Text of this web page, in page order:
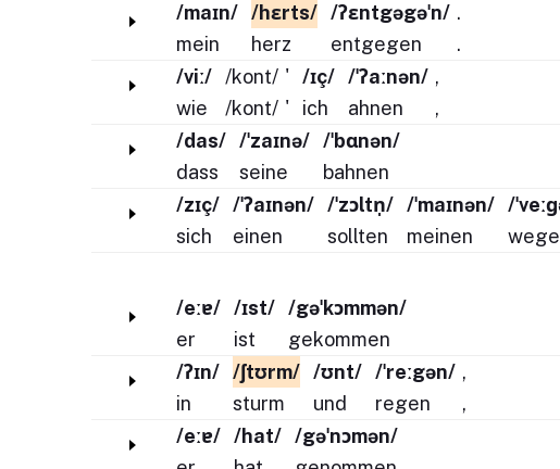
/maɪn/
mein
/hɛrts/
herz
/ʔɛntgəgəˈn/
entgegen
.
.
/viː/
wie
/kont/
/kont/
'
'
/ɪç/
ich
/ˈʔaːnən/
ahnen
,
,
/das/
dass
/ˈzaɪnə/
seine
/ˈbɑnən/
bahnen
/zɪç/
sich
/ˈʔaɪnən/
einen
/ˈzɔltn̩/
sollten
/ˈmaɪnən/
meinen
/
/eːɐ/
er
/ɪst/
ist
/gəˈkɔmmən/
gekommen
/ʔɪn/
in
/ʃtʊrm/
sturm
/ʊnt/
und
/ˈreːgən/
regen
,
,
/eːɐ/ /hat/ /gəˈnɔmən/